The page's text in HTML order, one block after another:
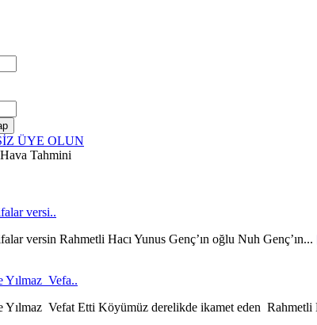
ÜYE OLUN
Tahmini
versi..
versin Rahmetli Hacı Yunus Genç’ın oğlu Nuh Genç’ın...
Yılmaz Vefa..
Vefat Etti Köyümüz derelikde ikamet eden Rahmetli